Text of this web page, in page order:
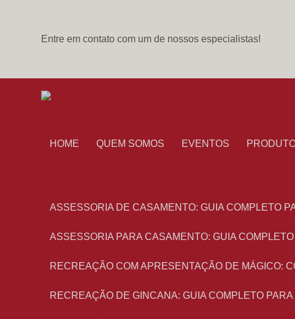
Entre em contato com um de nossos especialistas!
HOME QUEM SOMOS EVENTOS
ASSESSORIA DE CASAMENTO: GUIA COMPLETO
ASSESSORIA PARA CASAMENTO: GUIA
RECREAÇÃO COM APRESENTAÇÃO DE MÁGICO:
RECREAÇÃO DE GINCANA: GUIA COMPLETO